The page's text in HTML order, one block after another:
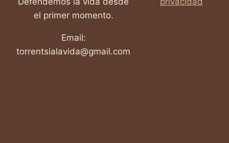
el primer momento.
Email:
torrentsialavida@gmail.com